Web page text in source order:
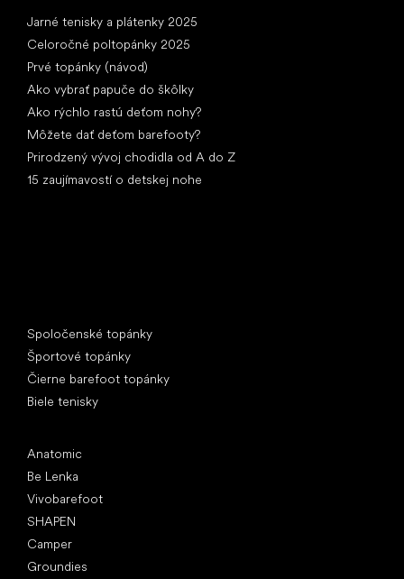
Jarné tenisky a plátenky 2025
Celoročné poltopánky 2025
Prvé topánky (návod)
Ako vybrať papuče do škôlky
Ako rýchlo rastú deťom nohy?
Môžete dať deťom barefooty?
Prirodzený vývoj chodidla od A do Z
15 zaujímavostí o detskej nohe
Spoločenské topánky
Športové topánky
Čierne barefoot topánky
Biele tenisky
Anatomic
Be Lenka
Vivobarefoot
SHAPEN
Camper
Groundies